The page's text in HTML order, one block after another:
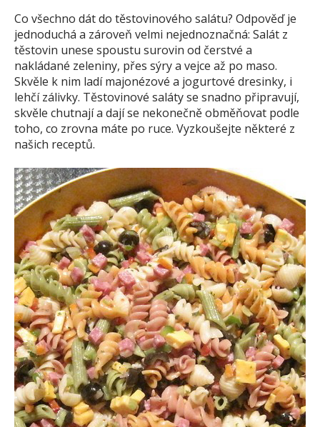
Co všechno dát do těstovinového salátu? Odpověď je
jednoduchá a zároveň velmi nejednoznačná: Salát z
těstovin unese spoustu surovin od čerstvé a
nakládané zeleniny, přes sýry a vejce až po maso.
Skvěle k nim ladí majonézové a jogurtové dresinky, i
lehčí zálivky. Těstovinové saláty se snadno připravují,
skvěle chutnají a dají se nekonečně obměňovat podle
toho, co zrovna máte po ruce. Vyzkoušejte některé z
našich receptů.